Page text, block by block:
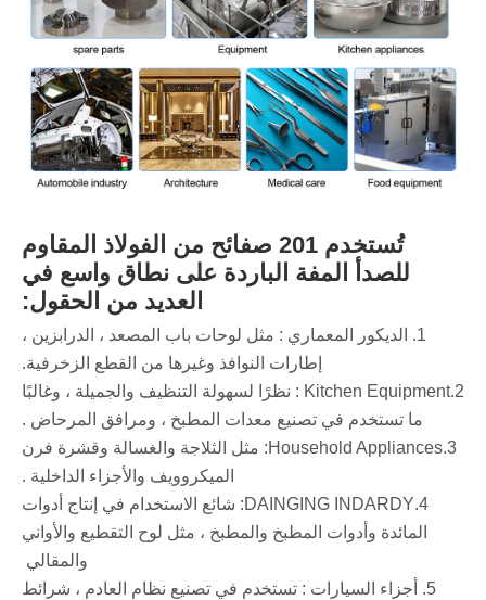
تُستخدم 201 صفائح من الفولاذ المقاوم
للصدأ المفة الباردة على نطاق واسع في
العديد من الحقول:
‌1. الديكور المعماري ‌: مثل لوحات باب المصعد ، الدرابزين ،
إطارات النوافذ وغيرها من القطع الزخرفية.
‌2.Kitchen Equipment ‌: نظرًا لسهولة التنظيف والجميلة ، وغالبًا
ما تستخدم في تصنيع معدات المطبخ ، ومرافق المرحاض ‌.
‌3.Household Appliances: مثل الثلاجة والغسالة وقشرة فرن
الميكروويف والأجزاء الداخلية ‌.
‌4.DAINGING INDARDY: شائع الاستخدام في إنتاج أدوات
المائدة وأدوات المطبخ والمطبخ ، مثل لوح التقطيع والأواني
والمقالي ‌
‌5. أجزاء السيارات ‌: تستخدم في تصنيع نظام العادم ، شرائط